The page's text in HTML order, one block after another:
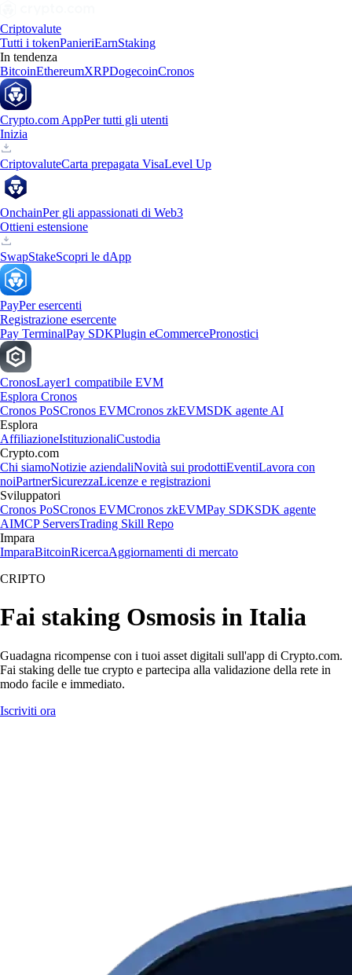
Criptovalute
Tutti i tokenPanieriEarnStaking
In tendenza
BitcoinEthereumXRPDogecoinCronos
Crypto.com AppPer tutti gli utenti
Inizia
CriptovaluteCarta prepagata VisaLevel Up
OnchainPer gli appassionati di Web3
Ottieni estensione
SwapStakeScopri le dApp
PayPer esercenti
Registrazione esercente
Pay TerminalPay SDKPlugin eCommercePronostici
CronosLayer1 compatibile EVM
Esplora Cronos
Cronos PoSCronos EVMCronos zkEVMSDK agente AI
Esplora
AffiliazioneIstituzionaliCustodia
Crypto.com
Chi siamoNotizie aziendaliNovità sui prodottiEventiLavora con
noiPartnerSicurezzaLicenze e registrazioni
Sviluppatori
Cronos PoSCronos EVMCronos zkEVMPay SDKSDK agente
AIMCP ServersTrading Skill Repo
Impara
ImparaBitcoinRicercaAggiornamenti di mercato
CRIPTO
Fai staking Osmosis in Italia
Guadagna ricompense con i tuoi asset digitali sull'app di Crypto.com.
Fai staking delle tue crypto e partecipa alla validazione della rete in
modo facile e immediato.
Iscriviti ora